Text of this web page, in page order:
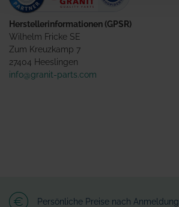
Herstellerinformationen (GPSR)
Wilhelm Fricke SE
Zum Kreuzkamp 7
27404 Heeslingen
info@granit-parts.com
Persönliche Preise nach Anmeldung